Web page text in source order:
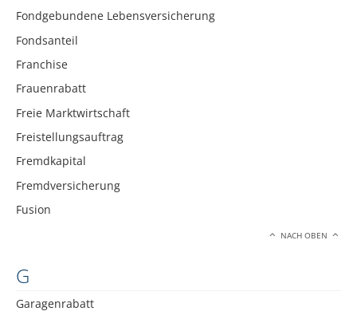
Fondgebundene Lebensversicherung
Fondsanteil
Franchise
Frauenrabatt
Freie Marktwirtschaft
Freistellungsauftrag
Fremdkapital
Fremdversicherung
Fusion
NACH OBEN
G
Garagenrabatt